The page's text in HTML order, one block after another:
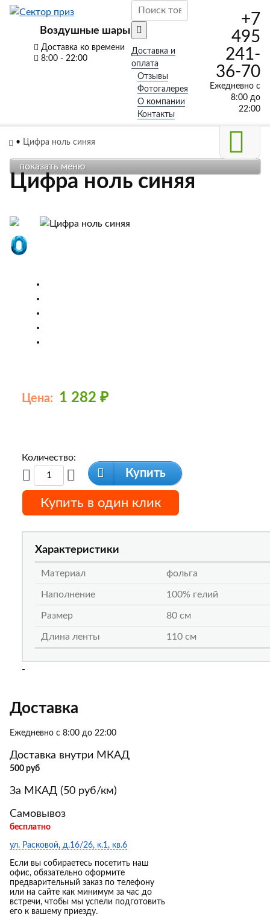
Воздушные шары
Доставка ко времени
8:00 - 22:00
Доставка и
оплата
Отзывы
Фотогалерея
О компании
Контакты
+7
495
241-
36-70
Ежедневно с
8:00 до
22:00
• Цифра ноль синяя
Цифра ноль синяя
Цена: 1 282 ₽
Количество:
Купить
Купить в один клик
Характеристики
Материал фольга
Наполнение 100% гелий
Размер 80 см
Длина ленты 110 см
-
Доставка
Ежедневно с 8:00 до 22:00
Доставка внутри МКАД
500 руб
За МКАД (50 руб/км)
Самовывоз
бесплатно
ул. Расковой, д.16/26, к.1, кв.6
Если вы собираетесь посетить наш
офис, обязательно оформите
предварительный заказ по телефону
или на сайте как минимум за час до
встречи, чтобы мы успели подготовить
его к вашему приезду.
показать меню